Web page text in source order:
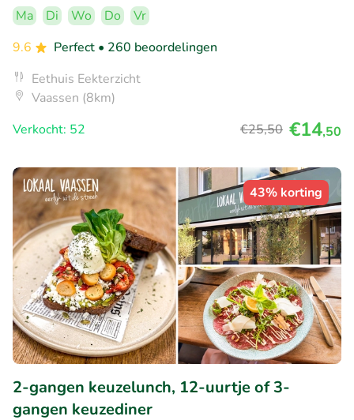
Ma Di Wo Do
Vr
9.6
Perfect • 260 beoordelingen
Eethuis Eekterzicht
Vaassen (8km)
Verkocht: 52
€25,50 €14,50
43% korting
2-gangen keuzelunch, 12-uurtje of 3-
gangen keuzediner